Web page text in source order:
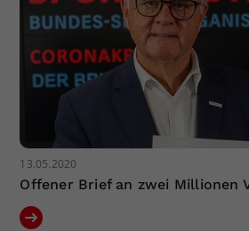
13.05.2020
Offener Brief an zwei Millionen